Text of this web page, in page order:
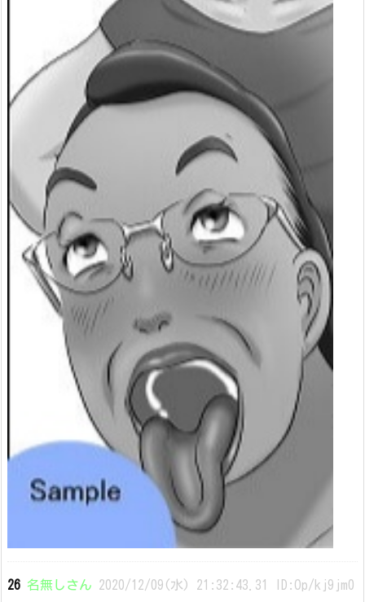
26 名無しさん 2020/12/09(水) 21:32:43.31 ID:Op/kj9jm0